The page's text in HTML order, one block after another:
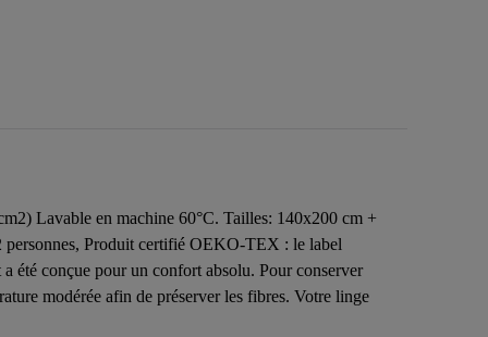
Lavable en machine 60°C. Tailles: 140x200 cm +
personnes, Produit certifié OEKO-TEX : le label
été conçue pour un confort absolu. Pour conserver
modérée afin de préserver les fibres. Votre linge